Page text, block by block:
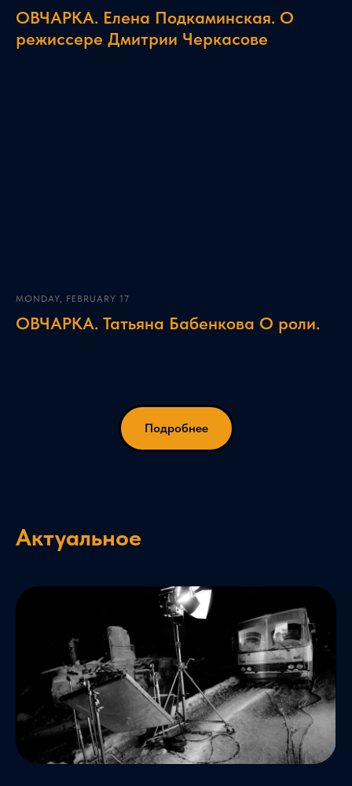
ОВЧАРКА. Елена Подкаминская. О
режиссере Дмитрии Черкасове
MONDAY, FEBRUARY 17
ОВЧАРКА. Татьяна Бабенкова О роли.
Подробнее
Актуальное